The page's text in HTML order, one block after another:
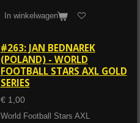
In winkelwagen
#263: JAN BEDNAREK
(POLAND) - WORLD
FOOTBALL STARS AXL GOLD
SERIES
€ 1,00
World Football Stars AXL